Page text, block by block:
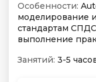
Особенности:
моделирование
стандартам
выполнение
Занятий: 3-5